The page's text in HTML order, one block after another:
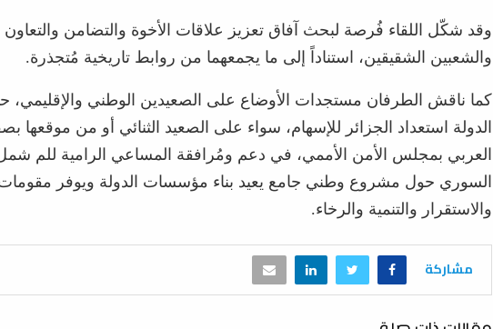
وقد شكّل اللقاء فُرصة لبحث آفاق تعزيز علاقات الأخوة والتضامن والتعاون
والشعبين الشقيقين، استناداً إلى ما يجمعهما من روابط تاريخية مُتجذرة.
كما ناقش الطرفان مستجدات الأوضاع على الصعيدين الوطني والإقليمي،
الدولة استعداد الجزائر للإسهام، سواء على الصعيد الثنائي أو من موقعها
العربي بمجلس الأمن الأممي، في دعم ومُرافقة المساعي الرامية للم
السوري حول مشروع وطني جامع يعيد بناء مؤسسات الدولة ويوفر مقومات
والاستقرار والتنمية والرخاء.
مشاركة